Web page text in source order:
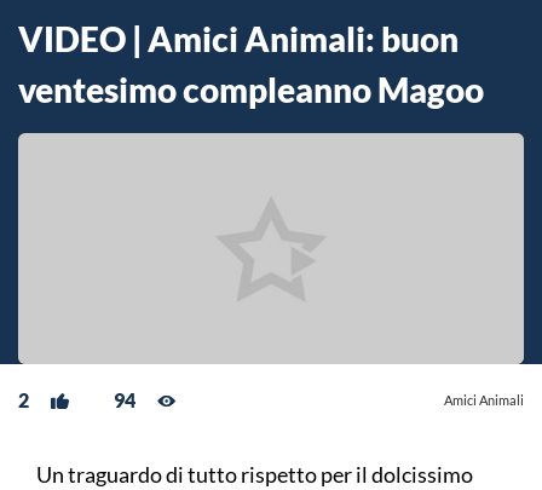
VIDEO | Amici Animali: buon
ventesimo compleanno Magoo
2 94 Amici Animali
Un traguardo di tutto rispetto per il dolcissimo